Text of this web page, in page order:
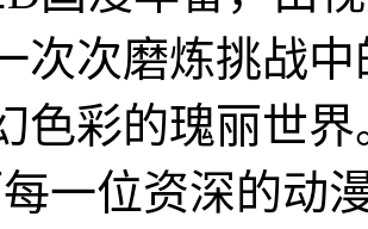
次次磨炼挑战
色彩的瑰丽世
每一位资深的动